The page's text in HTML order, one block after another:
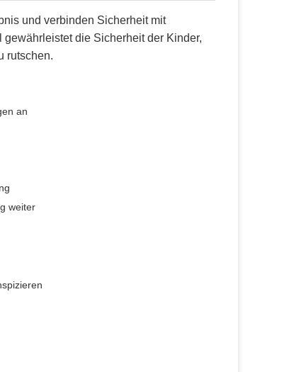
und verbinden Sicherheit mit
die Sicherheit der Kinder,
rutschen.
an
weiter